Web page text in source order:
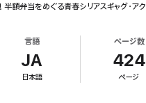
額弁当をめぐる青春シリアスギャグ・ア
言語
JA
日本語
ページ数
424
ページ